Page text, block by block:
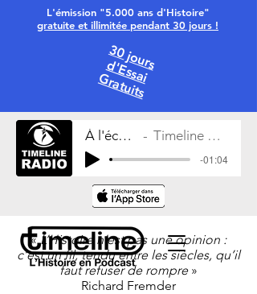
L'émission "5.000 ans d'Histoire"
gratuite et illimitée pendant 30 jours !
30 jours
d'Essai
Gratuits
«L’Histoire n’est pas une opinion :
c’est un fil, tendu entre les siècles, qu’il
faut refuser de rompre»
Richard Fremder
À l'écoute Timeline Radio
-01:04